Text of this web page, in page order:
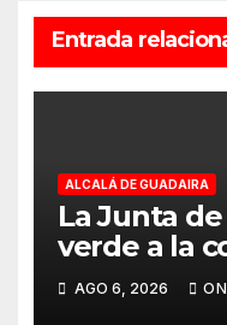
Entrada
ALCALÁ DE GUADAIRA
La Junta
verde a la
obras de
Museo de
AGO 6, 2026